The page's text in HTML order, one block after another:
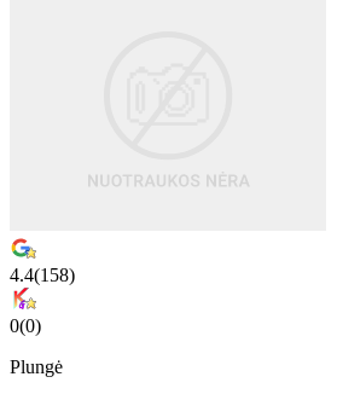
4.4(158)
0(0)
Plungė